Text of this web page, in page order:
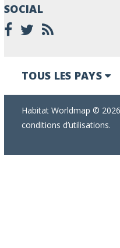
SOCIAL
TOUS LES PAYS
Habitat Worldmap ©
conditions d’utilisations.